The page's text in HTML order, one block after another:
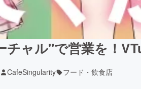
ャル"で営業を！
CafeSingularity フード・飲食店